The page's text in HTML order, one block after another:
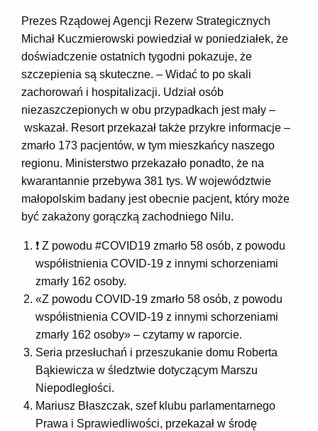
Prezes Rządowej Agencji Rezerw Strategicznych
Michał Kuczmierowski powiedział w poniedziałek, że
doświadczenie ostatnich tygodni pokazuje, że
szczepienia są skuteczne. – Widać to po skali
zachorowań i hospitalizacji. Udział osób
niezaszczepionych w obu przypadkach jest mały –
wskazał. Resort przekazał także przykre informacje –
zmarło 173 pacjentów, w tym mieszkańcy naszego
regionu. Ministerstwo przekazało ponadto, że na
kwarantannie przebywa 381 tys. W województwie
małopolskim badany jest obecnie pacjent, który może
być zakażony gorączką zachodniego Nilu.
❗ Z powodu #COVID19 zmarło 58 osób, z powodu
współistnienia COVID-19 z innymi schorzeniami
zmarły 162 osoby.
«Z powodu COVID-19 zmarło 58 osób, z powodu
współistnienia COVID-19 z innymi schorzeniami
zmarły 162 osoby» – czytamy w raporcie.
Seria przesłuchań i przeszukanie domu Roberta
Bąkiewicza w śledztwie dotyczącym Marszu
Niepodległości.
Mariusz Błaszczak, szef klubu parlamentarnego
Prawa i Sprawiedliwości, przekazał w środę